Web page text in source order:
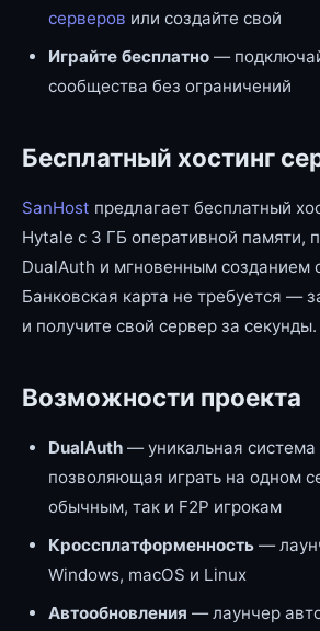
серверов или создайте свой
Играйте бесплатно —
сообщества без ограничений
Бесплатный хостинг
SanHost предлагает бесплатный
Hytale с 3 ГБ оперативной памяти,
DualAuth и мгновенным созданием
Банковская карта не требуется —
и получите свой сервер за секунды.
Возможности проекта
DualAuth — уникальная система
позволяющая играть на одном
обычным, так и F2P игрокам
Кроссплатформенность —
Windows, macOS и Linux
Автообновления — лаунчер